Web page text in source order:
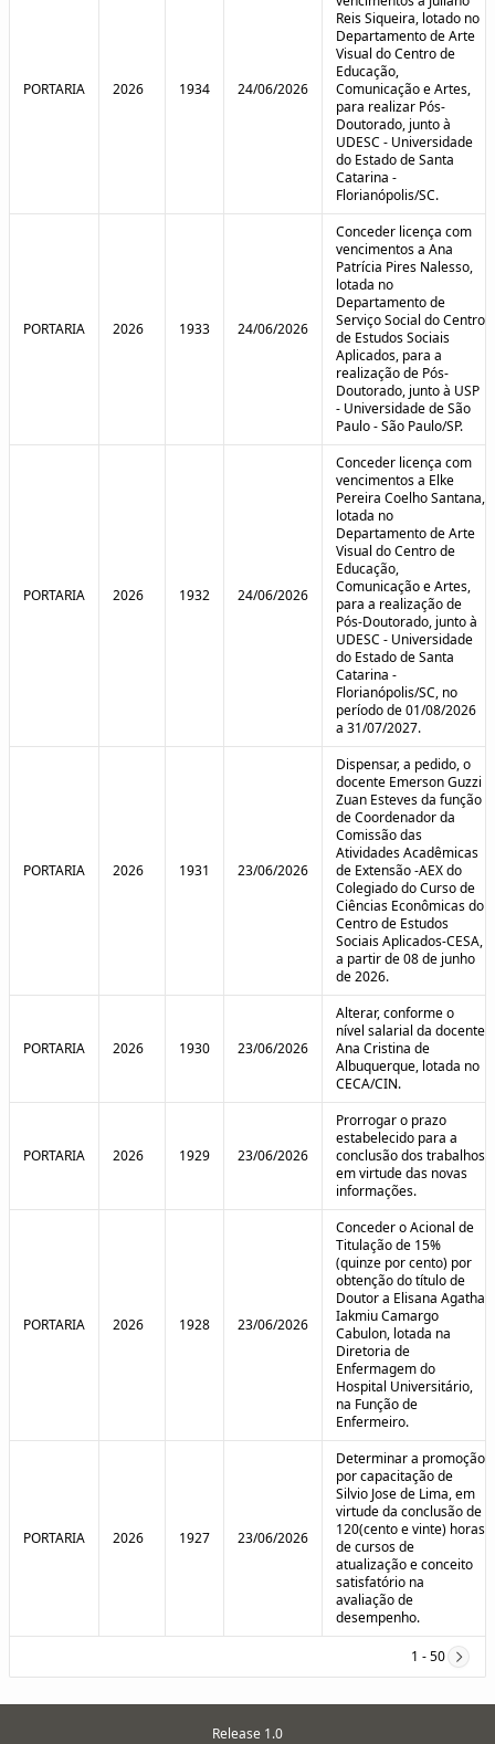
PORTARIA 2026 1934 24/06/2026
Reis Siqueira, lotado no
Departamento de Arte
Visual do Centro de
Educação,
Comunicação e Artes,
para realizar Pós-
Doutorado, junto à
UDESC - Universidade
do Estado de Santa
Catarina -
Florianópolis/SC.
PORTARIA 2026 1933 24/06/2026
Conceder licença com
vencimentos a Ana
Patrícia Pires Nalesso,
lotada no
Departamento de
Serviço Social do Centro
de Estudos Sociais
Aplicados, para a
realização de Pós-
Doutorado, junto à USP
- Universidade de São
Paulo - São Paulo/SP.
PORTARIA 2026 1932 24/06/2026
Conceder licença com
vencimentos a Elke
Pereira Coelho Santana,
lotada no
Departamento de Arte
Visual do Centro de
Educação,
Comunicação e Artes,
para a realização de
Pós-Doutorado, junto à
UDESC - Universidade
do Estado de Santa
Catarina -
Florianópolis/SC, no
período de 01/08/2026
a 31/07/2027.
PORTARIA 2026 1931 23/06/2026
Dispensar, a pedido, o
docente Emerson Guzzi
Zuan Esteves da função
de Coordenador da
Comissão das
Atividades Acadêmicas
de Extensão -AEX do
Colegiado do Curso de
Ciências Econômicas do
Centro de Estudos
Sociais Aplicados-CESA,
a partir de 08 de junho
de 2026.
PORTARIA 2026 1930 23/06/2026
Alterar, conforme o
nível salarial da docente
Ana Cristina de
Albuquerque, lotada no
CECA/CIN.
PORTARIA 2026 1929 23/06/2026
Prorrogar o prazo
estabelecido para a
conclusão dos trabalhos
em virtude das novas
informações.
PORTARIA 2026 1928 23/06/2026
Conceder o Acional de
Titulação de 15%
(quinze por cento) por
obtenção do título de
Doutor a Elisana Agatha
Iakmiu Camargo
Cabulon, lotada na
Diretoria de
Enfermagem do
Hospital Universitário,
na Função de
Enfermeiro.
PORTARIA 2026 1927 23/06/2026
Determinar a promoção
por capacitação de
Silvio Jose de Lima, em
virtude da conclusão de
120(cento e vinte) horas
de cursos de
atualização e conceito
satisfatório na
avaliação de
desempenho.
1 - 50
Release 1.0